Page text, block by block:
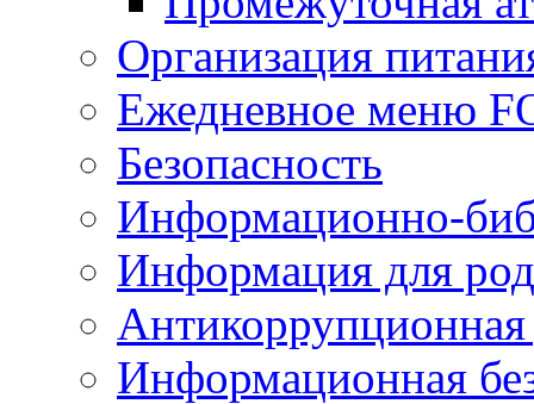
Организация
Ежедневное меню
Безопасность
Информационно-
Информация для
Антикоррупционная
Информационная